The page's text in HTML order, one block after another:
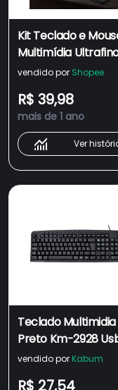
Kit Teclado e
Multimídia
Com fio USB Teclas
vendido por Shopee
R$ 39,98
mais de 1 ano
Ver
Teclado Multimidia
Preto Km-2928
mex
vendido por Kabum
R$ 27,54